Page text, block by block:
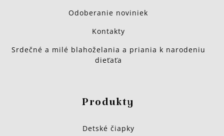
Odoberanie noviniek
Kontakty
Srdečné a milé blahoželania a priania k narodeniu
dieťaťa
Produkty
Detské čiapky